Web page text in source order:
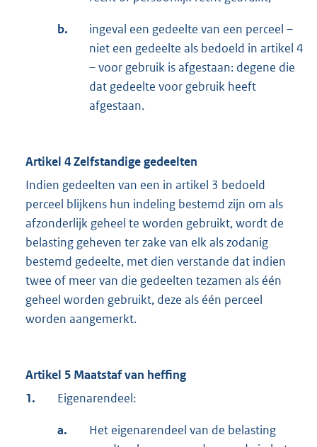
b.
ingeval een gedeelte van een perceel –
niet een gedeelte als bedoeld in artikel 4
– voor gebruik is afgestaan: degene die
dat gedeelte voor gebruik heeft
afgestaan.
Artikel 4 Zelfstandige gedeelten
Indien gedeelten van een in artikel 3 bedoeld
perceel blijkens hun indeling bestemd zijn om als
afzonderlijk geheel te worden gebruikt, wordt de
belasting geheven ter zake van elk als zodanig
bestemd gedeelte, met dien verstande dat indien
twee of meer van die gedeelten tezamen als één
geheel worden gebruikt, deze als één perceel
worden aangemerkt.
Artikel 5 Maatstaf van heffing
1.
Eigenarendeel:
a.
Het eigenarendeel van de belasting